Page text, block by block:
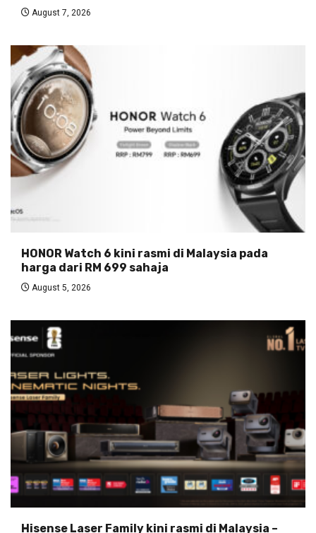
August 7, 2026
HONOR Watch 6 kini rasmi di Malaysia pada
harga dari RM 699 sahaja
August 5, 2026
Hisense Laser Family kini rasmi di Malaysia –